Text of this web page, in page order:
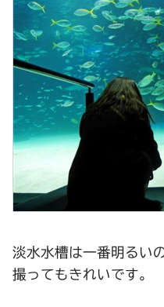
淡水水槽は一番明るい
撮ってもきれいです。